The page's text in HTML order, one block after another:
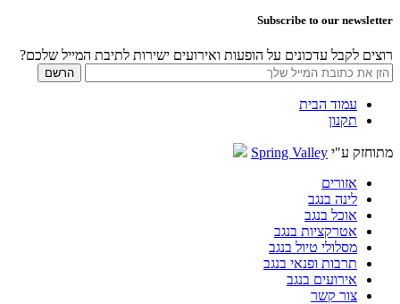
Subscribe to our newsletter
רוצים לקבל עדכונים על הופעות ואירועים ישירות לתיבת המייל שלכם?
עמוד הבית
תקנון
מתוחזק ע"י Spring Valley
אזורים
לינה בנגב
אוכל בנגב
אטרקציות בנגב
מסלולי טיול בנגב
תרבות ופנאי בנגב
אירועים בנגב
צור קשר